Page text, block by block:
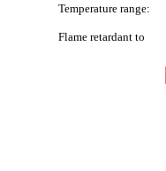
Temperature range:
Flame retardant to